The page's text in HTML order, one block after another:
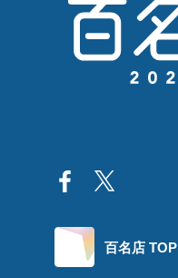
百名店 TOP